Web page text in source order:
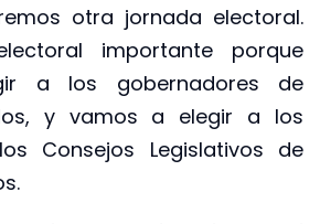
otra jornada electoral.
importante porque
a los gobernadores de
y vamos a elegir a los
Consejos Legislativos de